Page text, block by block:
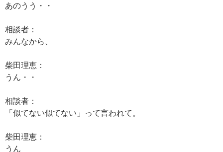
あのうう・・
相談者：
みんなから、
柴田理恵：
うん・・
相談者：
「似てない似てない」って言われて。
柴田理恵：
うん